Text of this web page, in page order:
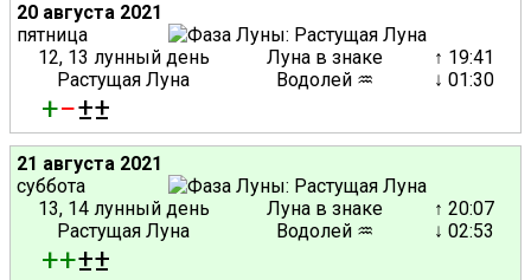
20 августа 2021
пятница
12, 13 лунный день
Растущая Луна
Луна в знаке
Водолей ♒
↑ 19:41
↓ 01:30
+−±±
21 августа 2021
суббота
13, 14 лунный день
Растущая Луна
Луна в знаке
Водолей ♒
↑ 20:07
↓ 02:53
++±±